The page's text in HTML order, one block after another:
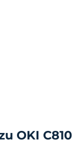
OKI C810